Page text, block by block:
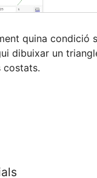
quina condició
dibuixar un
costats.